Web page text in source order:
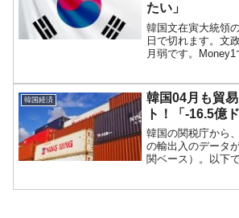
たい」
韓国文在寅大統領
日で切れます。文
月弱です。Money1
た洪楠基（ホン・
財政部長官も退任
して企画財政部（
の長です...
韓国経済
韓国04月も貿
ト！「-16.5億ド
韓国の関税庁から
の輸出入のデータ
関ベース）。以下
10日輸入：150億
期比：24.8％増加